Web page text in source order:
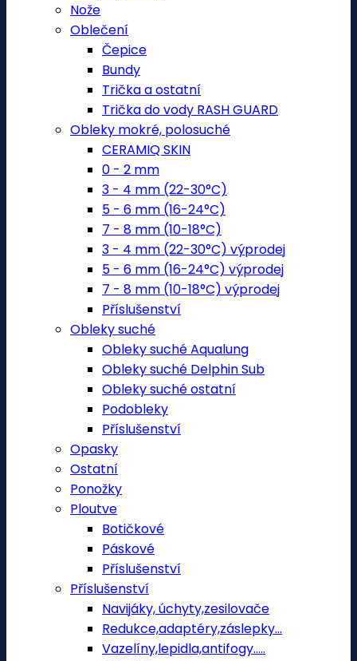
Nože
Oblečení
Čepice
Bundy
Trička a ostatní
Trička do vody RASH GUARD
Obleky mokré, polosuché
CERAMIQ SKIN
0 - 2 mm
3 - 4 mm (22-30°C)
5 - 6 mm (16-24°C)
7 - 8 mm (10-18°C)
3 - 4 mm (22-30°C) výprodej
5 - 6 mm (16-24°C) výprodej
7 - 8 mm (10-18°C) výprodej
Příslušenství
Obleky suché
Obleky suché Aqualung
Obleky suché Delphin Sub
Obleky suché ostatní
Podobleky
Příslušenství
Opasky
Ostatní
Ponožky
Ploutve
Botičkové
Páskové
Příslušenství
Příslušenství
Navijáky, úchyty,zesilovače
Redukce,adaptéry,záslepky...
Vazelíny,lepidla,antifogy.....